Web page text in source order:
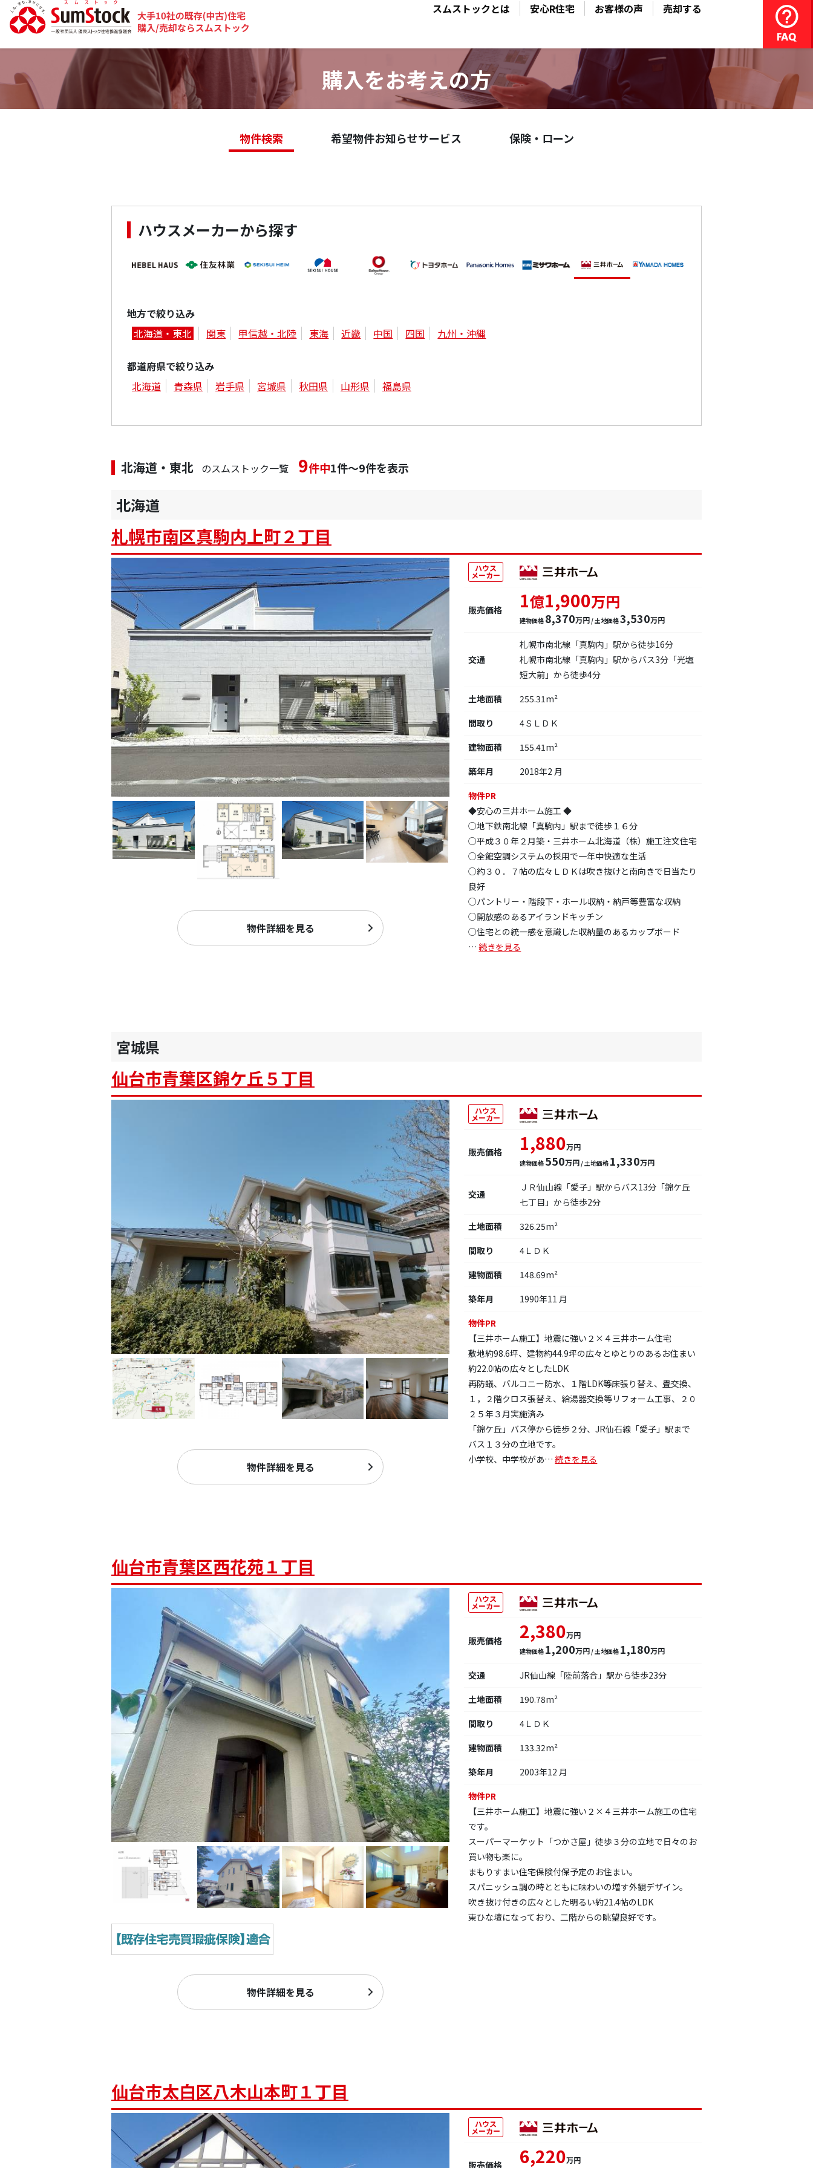
スムストックとは 安心R住宅 お客様の声 売却する
購入をお考えの方
物件検索 希望物件お知らせサービス 保険・ローン
ハウスメーカーから探す
地方で絞り込み
北海道・東北
関東 甲信越・北陸 東海 近畿 中国 四国 九州・沖縄
都道府県で絞り込み
北海道
青森県 岩手県 宮城県 秋田県 山形県 福島県
北海道・東北 のスムストック一覧 9件中1件～9件を表示
北海道
札幌市南区真駒内上町２丁目
物件詳細を見る
ハウス
メーカー
販売価格 1億1,900万円
建物価格 8,370万円/ 土地価格3,530万円
交通
札幌市南北線「真駒内」駅から徒歩16分
札幌市南北線「真駒内」駅からバス3分「光塩
短大前」から徒歩4分
土地面積
255.31m²
間取り
4ＳＬＤＫ
建物面積
155.41m²
築年月
2018年2 月
物件PR
◆安心の三井ホーム施工 ◆
○地下鉄南北線「真駒内」駅まで徒歩１６分
○平成３０年２月築・三井ホーム北海道（株）施工注文住宅
○全館空調システムの採用で一年中快適な生活
○約３０．７帖の広々ＬＤＫは吹き抜けと南向きで日当たり
良好
○パントリー・階段下・ホール収納・納戸等豊富な収納
○開放感のあるアイランドキッチン
○住宅との統一感を意識した収納量のあるカップボード
… 続きを見る
宮城県
仙台市青葉区錦ケ丘５丁目
物件詳細を見る
ハウス
メーカー
販売価格 1,880万円
建物価格 550万円 / 土地価格 1,330万円
交通
ＪＲ仙山線「愛子」駅からバス13分「錦ケ丘
七丁目」から徒歩2分
土地面積
326.25m²
間取り
4ＬＤＫ
建物面積
148.69m²
築年月
1990年11 月
物件PR
【三井ホーム施工】地震に強い２×４三井ホーム住宅
敷地約98.6坪、建物約44.9坪の広々とゆとりのあるお住まい
約22.0帖の広々としたLDK
再防蟻、バルコニー防水、１階LDK等床張り替え、畳交換、
１，２階クロス張替え、給湯器交換等リフォーム工事、２０
２５年３月実施済み
「錦ケ丘」バス停から徒歩２分、JR仙石線「愛子」駅まで
バス１３分の立地です。
小学校、中学校があ… 続きを見る
仙台市青葉区西花苑１丁目
物件詳細を見る
ハウス
メーカー
販売価格 2,380万円
建物価格 1,200万円/ 土地価格 1,180万円
交通
JR仙山線「陸前落合」駅から徒歩23分
土地面積
190.78m²
間取り
4ＬＤＫ
建物面積
133.32m²
築年月
2003年12 月
物件PR
【三井ホーム施工】地震に強い２×４三井ホーム施工の住宅
です。
スーパーマーケット「つかさ屋」徒歩３分の立地で日々のお
買い物も楽に。
まもりすまい住宅保険付保予定のお住まい。
スパニッシュ調の時とともに味わいの増す外観デザイン。
吹き抜け付きの広々とした明るい約21.4帖のLDK
東ひな壇になっており、二階からの眺望良好です。
仙台市太白区八木山本町１丁目
ハウス
メーカー
販売価格 6,220万円